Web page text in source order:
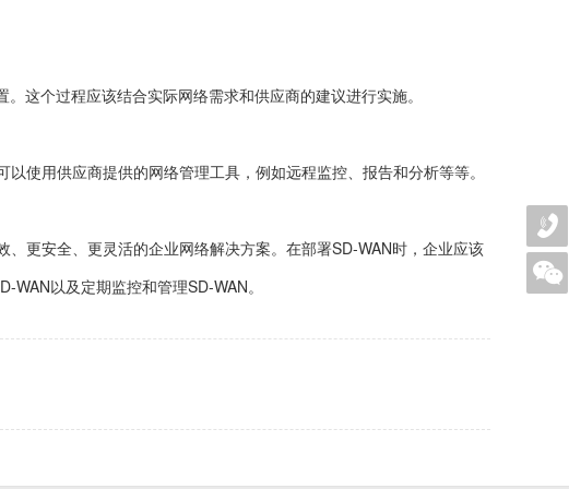
这个过程应该结合实际网络需求和供应商的建议进行实施。
使用供应商提供的网络管理工具，例如远程监控、报告和分析等等。
更安全、更灵活的企业网络解决方案。在部署SD-WAN时，企业应该
以及定期监控和管理SD-WAN。